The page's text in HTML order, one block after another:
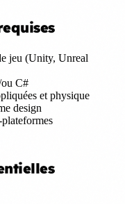
jeu (Unity, Unreal
C#
et physique
design